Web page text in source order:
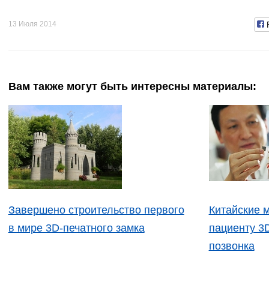
13 Июля 2014
Вам также могут быть интересны материалы:
Завершено строительство первого
в мире 3D-печатного замка
Китайские
пациенту
позвонка